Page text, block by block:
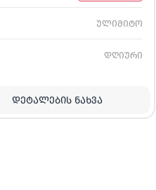
ულიმიტო
დღიური
ᲓᲔᲢᲐᲚᲔᲑᲘᲡ ᲜᲐᲮᲕᲐ